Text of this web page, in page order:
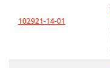
102921-14-01